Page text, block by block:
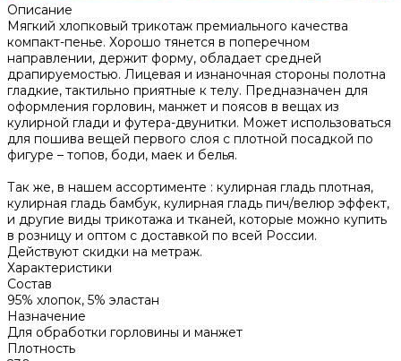
Описание
Мягкий хлопковый трикотаж премиального качества
компакт-пенье. Хорошо тянется в поперечном
направлении, держит форму, обладает средней
драпируемостью. Лицевая и изнаночная стороны полотна
гладкие, тактильно приятные к телу. Предназначен для
оформления горловин, манжет и поясов в вещах из
кулирной глади и футера-двунитки. Может использоваться
для пошива вещей первого слоя с плотной посадкой по
фигуре – топов, боди, маек и белья.
Так же, в нашем ассортименте : кулирная гладь плотная,
кулирная гладь бамбук, кулирная гладь пич/велюр эффект,
и другие виды трикотажа и тканей, которые можно купить
в розницу и оптом с доставкой по всей России.
Действуют скидки на метраж.
Характеристики
Состав
95% хлопок, 5% эластан
Назначение
Для обработки горловины и манжет
Плотность